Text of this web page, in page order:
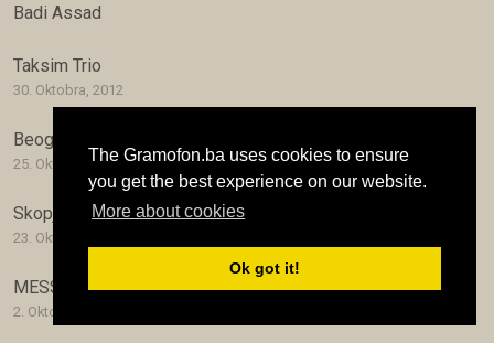
The Gramofon.ba uses cookies to ensure
you get the best experience on our website.
More about cookies
Ok got it!
Badi Assad
Taksim Trio
30. Oktobra, 2012
Beogradski Jazz Festival
25. Oktobra, 2012
Skopje Jazz Festival
23. Oktobra, 2012
MESS: Villa + Discurso
2. Oktobra, 2012